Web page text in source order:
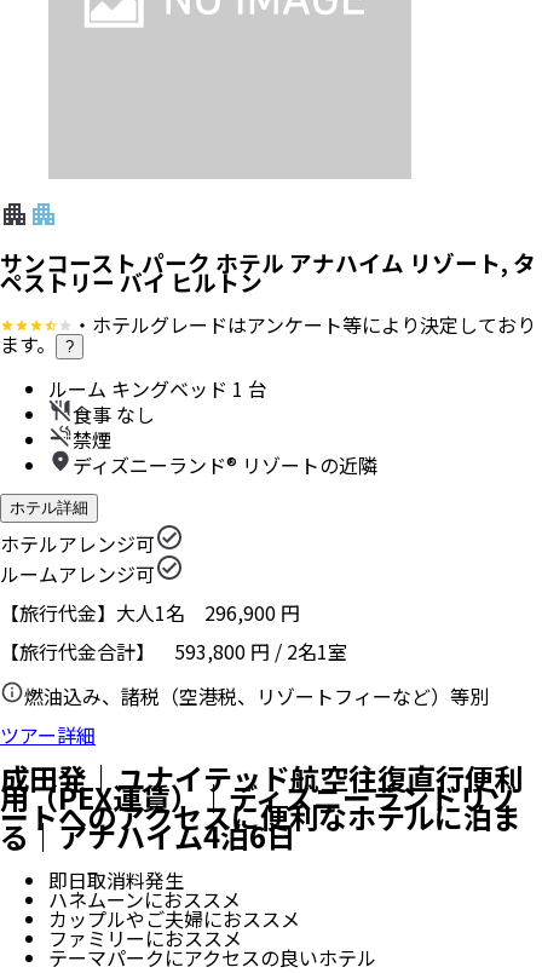
サンコースト パーク ホテル アナハイム リゾート, タ
ペストリー バイ ヒルトン
・ホテルグレードはアンケート等により決定しており
ます。 ?
ルーム キングベッド 1 台
食事 なし
禁煙
ディズニーランド® リゾートの近隣
ホテル詳細
ホテルアレンジ可
ルームアレンジ可
【旅行代金】大人1名 296,900 円
【旅行代金合計】 593,800 円 / 2名1室
燃油込み、諸税（空港税、リゾートフィーなど）等別
ツアー詳細
成田発｜ユナイテッド航空往復直行便利
用（PEX運賃）｜ディズニーランドリゾ
ートへのアクセスに便利なホテルに泊ま
る｜アナハイム4泊6日
即日取消料発生
ハネムーンにおススメ
カップルやご夫婦におススメ
ファミリーにおススメ
テーマパークにアクセスの良いホテル